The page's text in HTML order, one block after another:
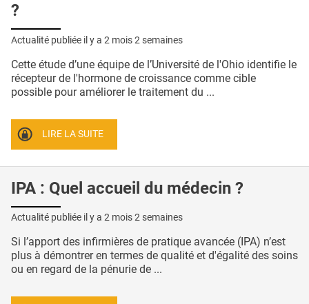
?
Actualité publiée il y a 2 mois 2 semaines
Cette étude d’une équipe de l’Université de l'Ohio identifie le
récepteur de l'hormone de croissance comme cible
possible pour améliorer le traitement du ...
LIRE LA SUITE
IPA : Quel accueil du médecin ?
Actualité publiée il y a 2 mois 2 semaines
Si l’apport des infirmières de pratique avancée (IPA) n’est
plus à démontrer en termes de qualité et d'égalité des soins
ou en regard de la pénurie de ...